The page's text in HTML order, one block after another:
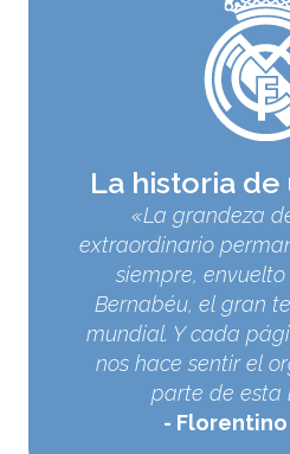
La historia de
«La grandeza
extraordinario
siempre,
Bernabéu, el gran
mundial. Y cada
nos hace sentir el
parte de esta
Florentino